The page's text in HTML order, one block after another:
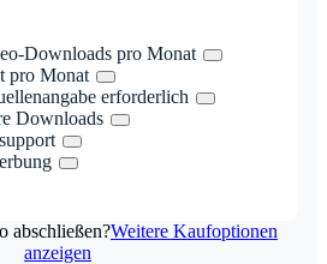
Downloads pro Monat
pro Monat
erforderlich
Downloads
abschließen?Weitere Kaufoptionen
anzeigen